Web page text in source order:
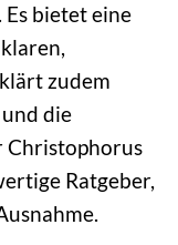
bietet eine
zudem
die
Christophorus
Ratgeber,